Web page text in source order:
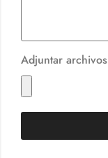
Adjuntar archivos